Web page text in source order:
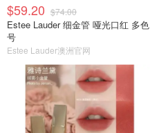
$59.20 $74.00
Estee Lauder 细金管 哑光口红 多色
号
Estee Lauder澳洲官网